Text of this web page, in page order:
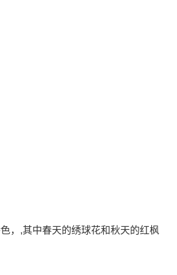
，,其中春天的绣球花和秋天的红枫